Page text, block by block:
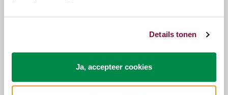
Details tonen
Ja, accepteer cookies
Kunnen we je helpen?
Volg ons op onze social kanalen
Blijf op de hoogte van onze nieuwtjes en acties.